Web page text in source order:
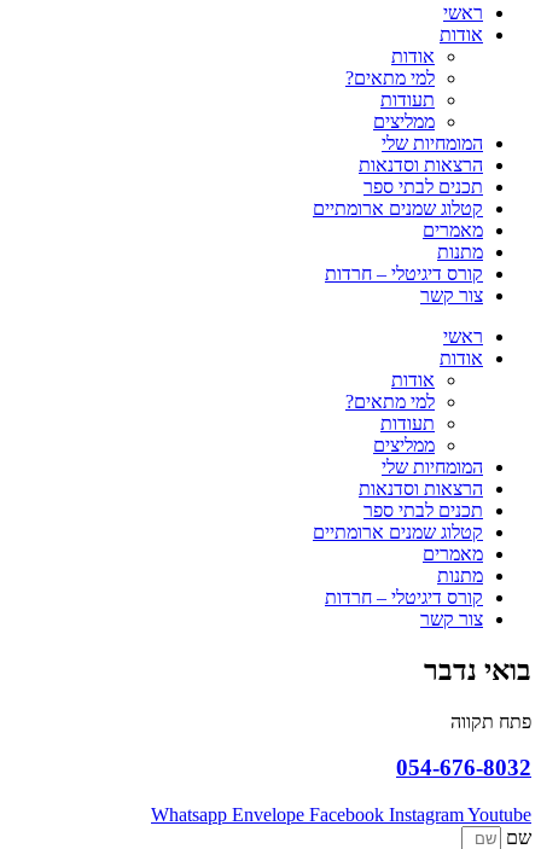
ראשי
אודות
אודות
למי מתאים?
תעודות
ממליצים
המומחיות שלי
הרצאות וסדנאות
תכנים לבתי ספר
קטלוג שמנים ארומתיים
מאמרים
מתנות
קורס דיגיטלי – חרדות
צור קשר
ראשי
אודות
אודות
למי מתאים?
תעודות
ממליצים
המומחיות שלי
הרצאות וסדנאות
תכנים לבתי ספר
קטלוג שמנים ארומתיים
מאמרים
מתנות
קורס דיגיטלי – חרדות
צור קשר
בואי נדבר
פתח תקווה
054-676-8032
Whatsapp Envelope Facebook InstagramYoutube
שם